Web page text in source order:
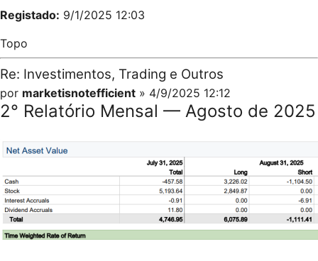
Registado: 9/1/2025 12:03
Topo
Re: Investimentos, Trading e Outros
por marketisnotefficient » 4/9/2025 12:12
2° Relatório Mensal — Agosto de 2025